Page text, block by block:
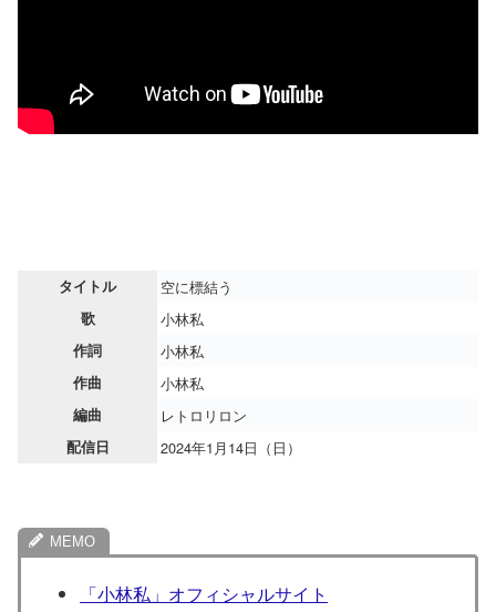
タイトル 空に標結う
歌 小林私
作詞 小林私
作曲 小林私
編曲 レトロリロン
配信日 2024年1月14日（日）
「小林私」オフィシャルサイト